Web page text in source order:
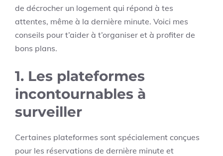
de décrocher un logement qui répond à tes
attentes, même à la dernière minute. Voici mes
conseils pour t’aider à t’organiser et à profiter de
bons plans.
1. Les plateformes
incontournables à
surveiller
Certaines plateformes sont spécialement conçues
pour les réservations de dernière minute et